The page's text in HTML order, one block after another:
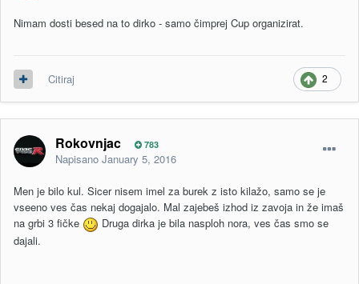
Nimam dosti besed na to dirko - samo čimprej Cup organizirat.
2
Citiraj
Rokovnjac 783
Napisano January 5, 2016
Men je bilo kul. Sicer nisem imel za burek z isto kilažo, samo se je
vseeno ves čas nekaj dogajalo. Mal zajebeš izhod iz zavoja in že imaš
na grbi 3 fičke
Druga dirka je bila nasploh nora, ves čas smo se
dajali.